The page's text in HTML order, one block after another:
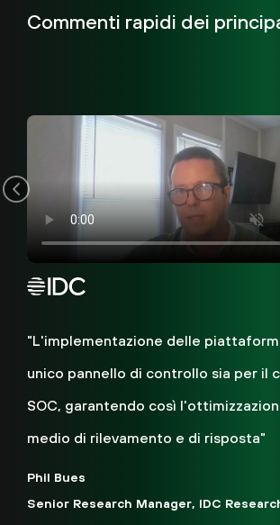
Commenti rapidi dei
"L'implementazione delle
unico pannello di controllo sia per il
SOC, garantendo così
medio di rilevamento e di risposta"
Phil Bues
Senior Research Manager, IDC